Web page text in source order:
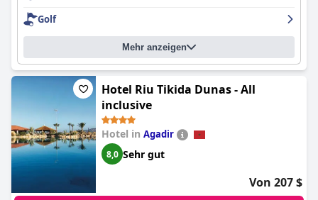
Personals auszeichnet. Das Frühstück wird weitgehend
geschätzt, während das Essen Raum für Verbesserungen bietet.
Herausforderungen mit dem WLAN und selektive
Modernisierungen der Einrichtungen überschatten nicht den
insgesamt angenehmen Aufenthalt und die Entspannung, die
das in Agadir bietet.
Golf
Mehr anzeigen
Hotel Riu Tikida Dunas - All
inclusive
Hotel in Agadir
8,0 Sehr gut
Von 207 $